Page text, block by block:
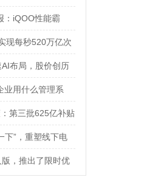
级质控”
：iQOO性能霸
OPPO蝉联流畅双
现每秒520万亿次
布局，股价创历
业用什么管理系
第三批625亿补贴
调电脑各品类国
贴领取攻略来
下”，重塑线下电
，推出了限时优